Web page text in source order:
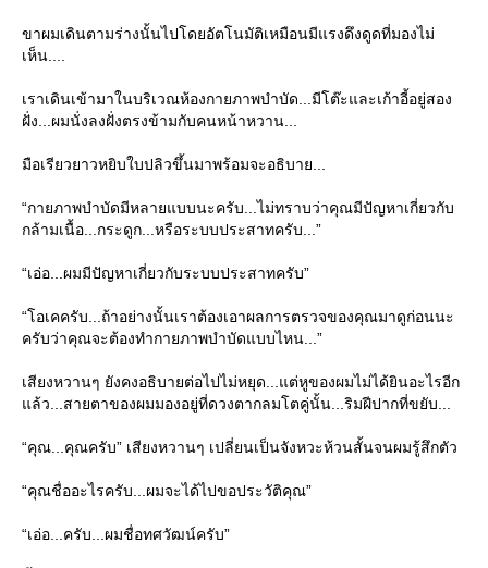
ขาผมเดินตามร่างนั้นไปโดยอัตโนมัติเหมือนมีแรงดึงดูดที่มองไม่
เห็น....
เราเดินเข้ามาในบริเวณห้องกายภาพบำบัด...มีโต๊ะและเก้าอี้อยู่สอง
ฝั่ง...ผมนั่งลงฝั่งตรงข้ามกับคนหน้าหวาน...
มือเรียวยาวหยิบใบปลิวขึ้นมาพร้อมจะอธิบาย...
“กายภาพบำบัดมีหลายแบบนะครับ...ไม่ทราบว่าคุณมีปัญหาเกี่ยวกับ
กล้ามเนื้อ...กระดูก...หรือระบบประสาทครับ...”
“เอ่อ...ผมมีปัญหาเกี่ยวกับระบบประสาทครับ”
“โอเคครับ...ถ้าอย่างนั้นเราต้องเอาผลการตรวจของคุณมาดูก่อนนะ
ครับว่าคุณจะต้องทำกายภาพบำบัดแบบไหน...”
เสียงหวานๆ ยังคงอธิบายต่อไปไม่หยุด...แต่หูของผมไม่ได้ยินอะไรอีก
ล้ว...สายตาของผมมองอยู่ที่ดวงตากลมโตคู่นั้น...ริมฝีปากที่ขยับ...
“คุณ...คุณครับ” เสียงหวานๆ เปลี่ยนเป็นจังหวะห้วนสั้นจนผมรู้สึกตัว
“คุณชื่ออะไรครับ...ผมจะได้ไปขอประวัติคุณ”
“เอ่อ...ครับ...ผมชื่อทศวัฒน์ครับ”